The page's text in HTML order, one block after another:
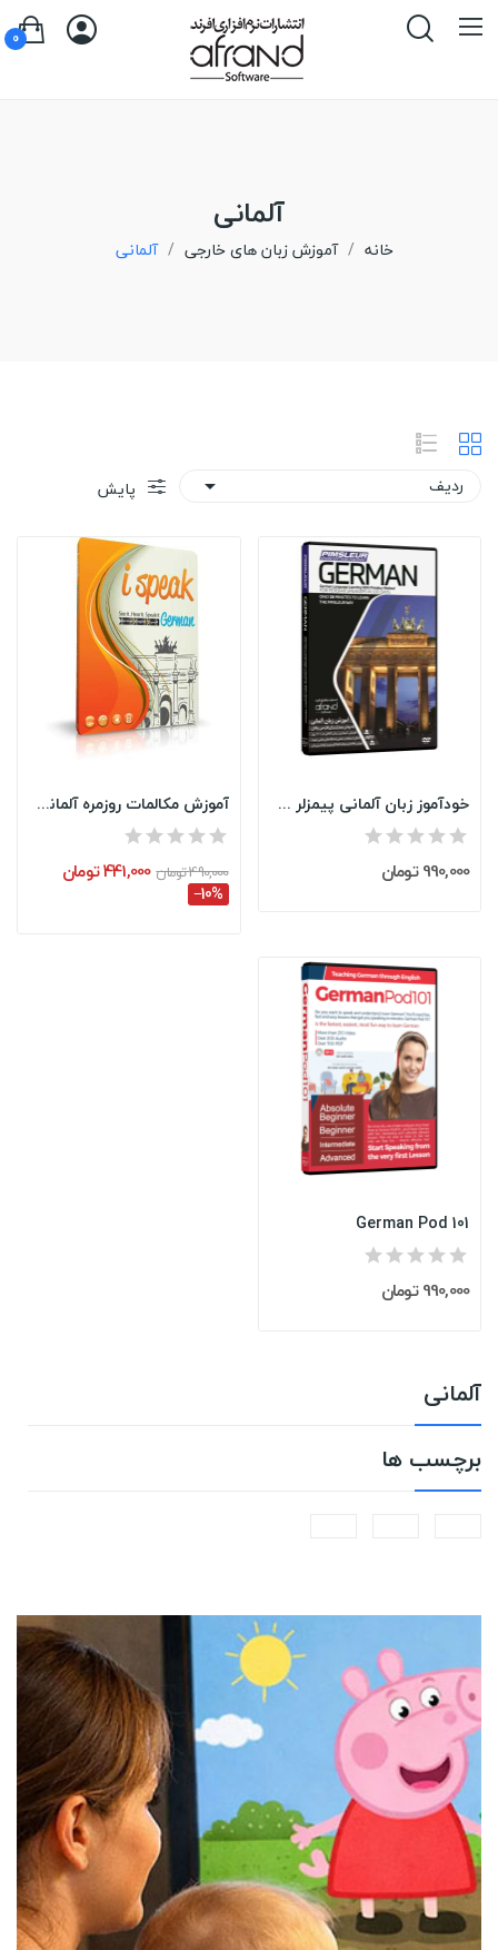
0
آلمانی
خانه آموزش زبان های خارجی آلمانی
آلمانی
برچسب ها
ردیف 
خودآموز زبان آلمانی پیمزلر Pimsleur German
990,000 تومان
آموزش مکالمات روزمره آلمانی I Speak German
490,000 تومان 441,000 تومان
‎−10%
German Pod 101
990,000 تومان